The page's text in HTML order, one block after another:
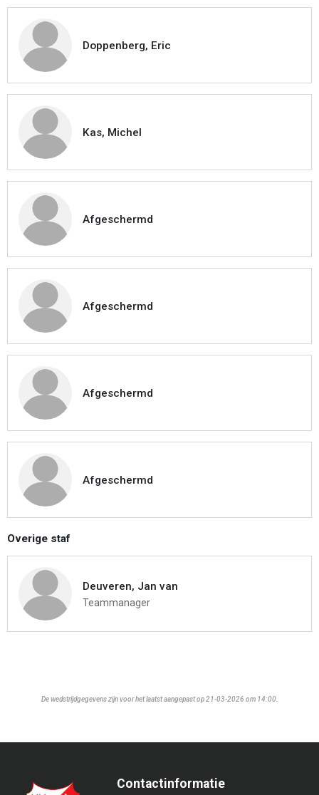
Doppenberg, Eric
Kas, Michel
Afgeschermd
Afgeschermd
Afgeschermd
Afgeschermd
Overige staf
Deuveren, Jan van
Teammanager
De wedstrijdgegevens zijn voor het laatst aangepast op 21-03-2026 om 14:00.
Contactinformatie